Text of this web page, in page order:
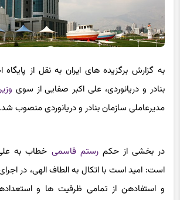
به گزارش برگزیده های ایران به نقل از پایگاه
بنادر و دریانوردی، علی اکبر صفایی از سوی
مدیرعاملی سازمان بنادر و دریانوردی منصوب شد.
در بخشی از حکمرستم قاسمی خطاب به
است: امید است با اتکال به الطاف الهی، در
و استفادهن از تمامی ظرفیت ها و